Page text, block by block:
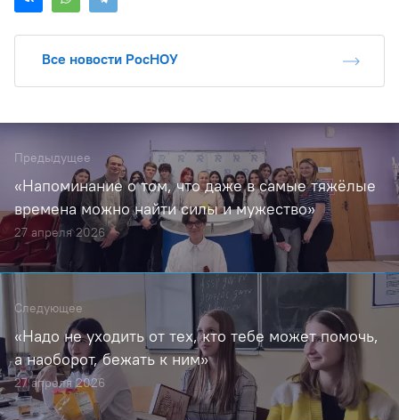
Все новости РосНОУ
Предыдущее
«Напоминание о том, что даже в самые тяжёлые
времена можно найти силы и мужество»
27 апреля 2026
Следующее
«Надо не уходить от тех, кто тебе может помочь,
а наоборот, бежать к ним»
27 апреля 2026